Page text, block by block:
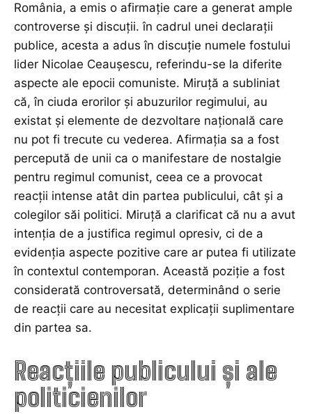
România, a emis o afirmație care a generat ample
controverse și discuții. în cadrul unei declarații
publice, acesta a adus în discuție numele fostului
lider Nicolae Ceaușescu, referindu-se la diferite
aspecte ale epocii comuniste. Miruță a subliniat
că, în ciuda erorilor și abuzurilor regimului, au
existat și elemente de dezvoltare națională care
nu pot fi trecute cu vederea. Afirmația sa a fost
percepută de unii ca o manifestare de nostalgie
pentru regimul comunist, ceea ce a provocat
reacții intense atât din partea publicului, cât și a
colegilor săi politici. Miruță a clarificat că nu a avut
intenția de a justifica regimul opresiv, ci de a
evidenția aspecte pozitive care ar putea fi utilizate
în contextul contemporan. Această poziție a fost
considerată controversată, determinând o serie
de reacții care au necesitat explicații suplimentare
din partea sa.
Reacțiile publicului și ale
politicienilor